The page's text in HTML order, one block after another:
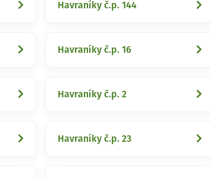
Havraníky č.p. 144
Havraníky č.p. 16
Havraníky č.p. 2
Havraníky č.p. 23